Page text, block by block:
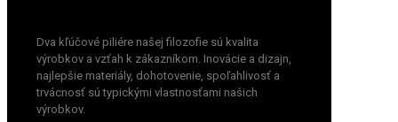
Dva kľúčové piliére našej filozofie sú kvalita
výrobkov a vzťah k zákazníkom. Inovácie a dizajn,
najlepšie materiály, dohotovenie, spoľahlivosť a
trvácnosť sú typickými vlastnosťami našich
výrobkov.